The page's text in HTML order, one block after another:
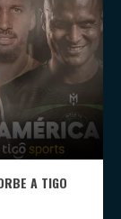
A TIGO